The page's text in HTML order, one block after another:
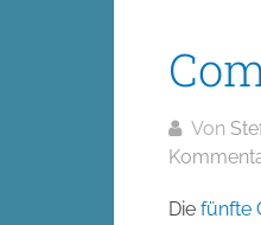
Von
Die fünfte